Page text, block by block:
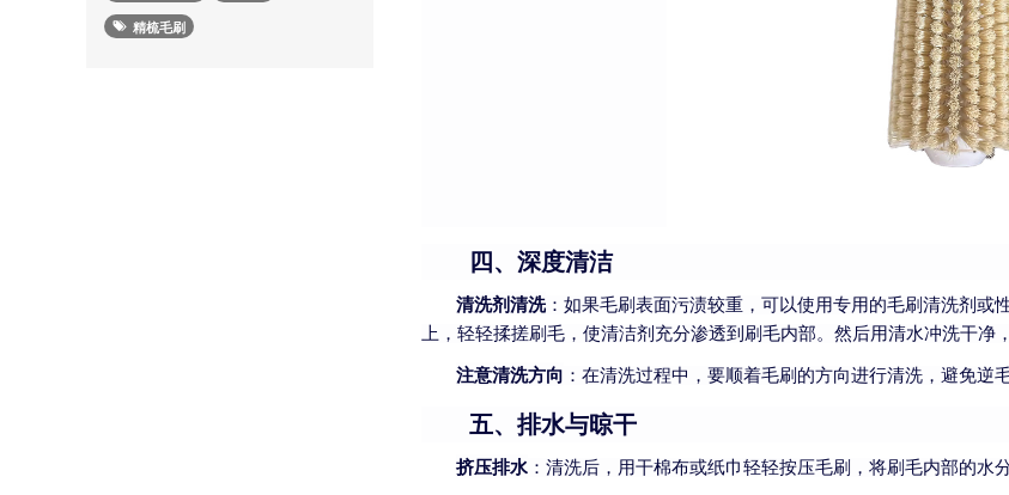
精梳毛刷
四、深度清洁
清洗剂清洗 ：如果毛刷表面污渍较重，可以使用专用的毛刷清洗剂
上，轻轻揉搓刷毛，使清洁剂充分渗透到刷毛内部。然后用清水冲洗干净
注意清洗方向 ：在清洗过程中，要顺着毛刷的方向进行清洗，避免逆
五、排水与晾干
挤压排水 ：清洗后，用干棉布或纸巾轻轻按压毛刷，将刷毛内部的水